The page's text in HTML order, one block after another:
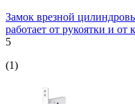
Замок врезной
работает от рукоятки и от
5
(1)